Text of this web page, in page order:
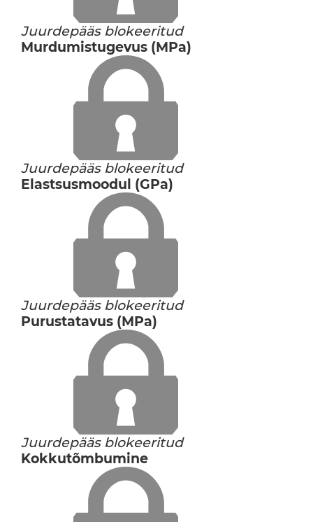
Juurdepääs blokeeritud
Murdumistugevus (MPa)
Juurdepääs blokeeritud
Elastsusmoodul (GPa)
Juurdepääs blokeeritud
Purustatavus (MPa)
Juurdepääs blokeeritud
Kokkutõmbumine